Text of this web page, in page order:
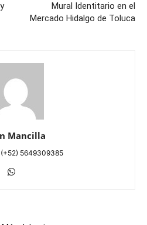
Mural Identitario en el
Mercado Hidalgo de Toluca
Mancilla
5649309385